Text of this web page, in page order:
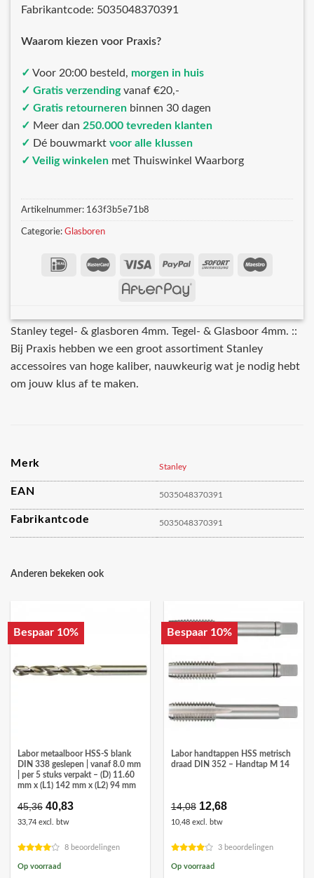
Fabrikantcode: 5035048370391
Waarom kiezen voor Praxis?
✓ Voor 20:00 besteld, morgen in huis
✓ Gratis verzendingvanaf €20,-
✓ Gratis retourneren binnen 30 dagen
✓ Meer dan 250.000 tevreden klanten
✓ Dé bouwmarkt voor alle klussen
✓ Veilig winkelen met Thuiswinkel Waarborg
Artikelnummer: 163f3b5e71b8
Categorie: Glasboren
Stanley tegel- & glasboren 4mm. Tegel- & Glasboor 4mm. ::
Bij Praxis hebben we een groot assortiment Stanley
accessoires van hoge kaliber, nauwkeurig wat je nodig hebt
om jouw klus af te maken.
Merk Stanley
EAN 5035048370391
Fabrikantcode 5035048370391
Anderen bekeken ook
Bespaar 10%
Labor metaalboor HSS-S blank
DIN 338 geslepen | vanaf 8.0 mm
| per 5 stuks verpakt – (D) 11.60
mm x (L1) 142 mm x (L2) 94 mm
45,36 Oorspronkelijke
prijs
was:
40,83Huidige
33,74 excl. btw
8 beoordelingen
Op voorraad
Bespaar 10%
Labor handtappen HSS metrisch
draad DIN 352 – Handtap M 14
14,08 Oorspronkelijke
prijs
was:
12,68Huidige
10,48 excl. btw
3 beoordelingen
Op voorraad